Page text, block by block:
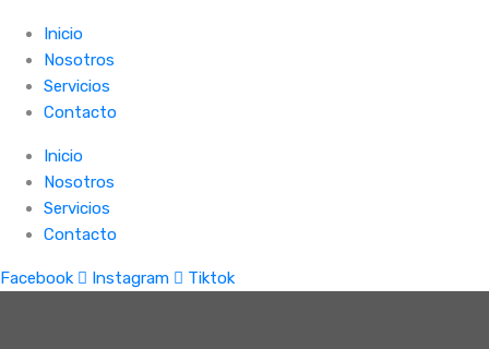
Inicio
Nosotros
Servicios
Contacto
Inicio
Nosotros
Servicios
Contacto
Facebook Instagram Tiktok